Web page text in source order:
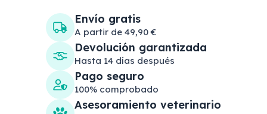
Envío gratis
A partir de 49,90 €
Devolución garantizada
Hasta 14 días después
Pago seguro
100% comprobado
Asesoramiento veterinario